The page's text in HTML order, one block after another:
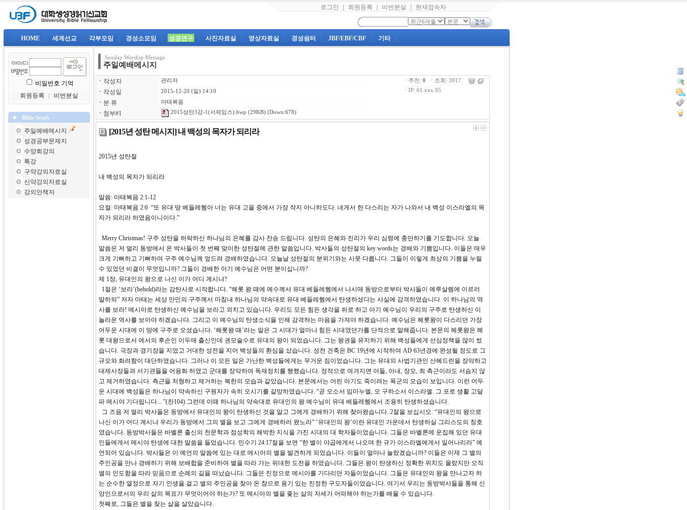
로그인 회원등록 비번분실 현재접속자
HOME 세계선교 각부모임 경성소모임 성경연구 사진자료실 영상자료실 경성쉼터 JBF/EBF/CBF 기타
비밀번호 기억
회원등록
비번분실
Bible Study
주일예배메시지
성경공부문제지
수양회강의
특강
구약강의자료실
신약강의자료실
강의안책자
Sunday Worship Message
주일예배메시지
ㆍ 작성자 관리자
ㆍ 작성일 2015-12-20 (일) 14:10
ㆍ 분 류 마태복음
ㆍ 첨부#1 2015성탄3강-1(서제임스).hwp (29KB) (Down:678)
ㆍ추천: 0 ㆍ조회: 3917
ㆍ IP: 61.xxx.95
[2015년 성탄 메시지] 내 백성의 목자가 되리라
2015년 성탄절
내 백성의 목자가 되리라
말씀: 마태복음 2:1-12
요절: 마태복음 2:6 “또 유대 땅 베들레헴아 너는 유대 고을 중에서 가장 작지 아니하도다. 네게서 한 다스리는 자가 나와서 내 백성 이스라엘의 목
자가 되리라 하였음이니이다.”
Merry Christmas! 구주 성탄을 허락하신 하나님의 은혜를 감사 찬송 드립니다. 성탄의 은혜와 진리가 우리 심령에 충만하기를 기도합니다. 오늘
말씀은 저 멀리 동방에서 온 박사들이 첫 번째 맞이한 성탄절에 관한 말씀입니다. 박사들의 성탄절의 key words는 경배와 기쁨입니다. 이들은 매우
크게 기뻐하고 기뻐하며 구주 예수님께 엎드려 경배하였습니다. 오늘날 성탄절의 분위기와는 사뭇 다릅니다. 그들이 이렇게 최상의 기쁨을 누릴
수 있었던 비결이 무엇입니까? 그들이 경배한 아기 예수님은 어떤 분이십니까?
제 1장, 유대인의 왕으로 나신 이가 어디 계시냐?
1절은 ‘보라’(behold)라는 감탄사로 시작합니다. “헤롯 왕 때에 예수께서 유대 베들레헴에서 나시매 동방으로부터 박사들이 예루살렘에 이르러
말하되” 저자 마태는 세상 만민의 구주께서 마침내 하나님의 약속대로 유대 베들레헴에서 탄생하셨다는 사실에 감격하였습니다. 이 하나님의 역
사를 보라! 메시아로 탄생하신 예수님을 보라고 외치고 있습니다. 우리도 모든 힘든 생각을 뒤로 하고 아기 예수님이 우리의 구주로 탄생하신 이
놀라운 역사를 보아야 하겠습니다. 그리고 이 예수님의 탄생소식을 인해 감격하는 마음을 가져야 하겠습니다. 예수님은 헤롯왕이 다스리던 가장
어두운 시대에 이 땅에 구주로 오셨습니다. ‘헤롯왕 때’라는 말은 그 시대가 얼마나 힘든 시대였던가를 단적으로 말해줍니다. 본문의 헤롯왕은 헤
롯 대왕으로서 에서의 후손인 이두매 출신인데 권모술수로 유대의 왕이 되었습니다. 그는 왕권을 유지하기 위해 백성들에게 선심정책을 많이 썼
습니다. 극장과 경기장을 지었고 거대한 성전을 지어 백성들의 환심을 샀습니다. 성전 건축은 BC 19년에 시작하여 AD 63년경에 완성될 정도로 그
규모와 화려함이 대단하였습니다. 그러나 이 모든 일은 가난한 백성들에게는 무거운 짐이었습니다. 그는 유대의 사법기관인 산헤드린을 장악하고
대제사장들과 서기관들을 어용화 하였고 군대를 장악하여 독재정치를 행했습니다. 정적으로 여겨지면 아들, 아내, 장모, 최 측근이라도 서슴지 않
고 제거하였습니다. 측근을 처형하고 제거하는 북한의 모습과 같았습니다. 본문에서는 어린 아기도 죽이려는 폭군의 모습이 보입니다. 이런 어두
운 시대에 백성들은 하나님이 약속하신 구원자가 속히 오시기를 갈망하였습니다. “곧 오소서 임마누엘, 오 구하소서 이스라엘. 그 포로 생활 고달
파 메시야 기다립니다... ”(찬104) 그런데 이때 하나님의 약속대로 유대인의 왕 예수님이 유대 베들레헴에서 조용히 탄생하셨습니다.
그 즈음 저 멀리 박사들은 동방에서 유대인의 왕이 탄생하신 것을 알고 그에게 경배하기 위해 찾아왔습니다. 2절을 보십시오. “유대인의 왕으로
나신 이가 어디 계시냐 우리가 동방에서 그의 별을 보고 그에게 경배하러 왔노라” ‘유대인의 왕’이란 유대인 가운데서 탄생하실 그리스도의 칭호
였습니다. 동방박사들은 바벨론 출신의 천문학과 점성학의 해박한 지식을 가진 시대의 대 학자들이었습니다. 그들은 바벨론에 운집해 있던 유대
인들에게서 메시야 탄생에 대한 말씀을 들었습니다. 민수기 24:17절을 보면 “한 별이 야곱에게서 나오며 한 규가 이스라엘에게서 일어나리라” 예
언되어 있습니다. 박사들은 이 예언의 말씀에 있는 대로 메시아의 별을 발견하게 되었습니다. 이들이 얼마나 놀랐겠습니까? 이들은 이제 그 별의
주인공을 만나 경배하기 위해 보배합을 준비하여 별을 따라 가는 위대한 도전을 하였습니다. 그들은 왕이 탄생하신 정확한 위치도 몰랐지만 오직
별의 인도함을 따라 믿음으로 순례의 길을 떠났습니다. 그들은 진정으로 메시아를 기다리던 자들이었습니다. 그들은 유대인의 왕을 만나고자 하
는 순수한 열정으로 자기 인생을 걸고 별의 주인공을 찾아 온 참으로 용기 있는 진정한 구도자들이었습니다. 여기서 우리는 동방박사들을 통해 신
앙인으로서의 우리 삶의 목표가 무엇이어야 하는가? 또 메시아의 별을 좇는 삶의 자세가 어떠해야 하는가를 배울 수 있습니다.
첫째로, 그들은 별을 찾는 삶을 살았습니다.